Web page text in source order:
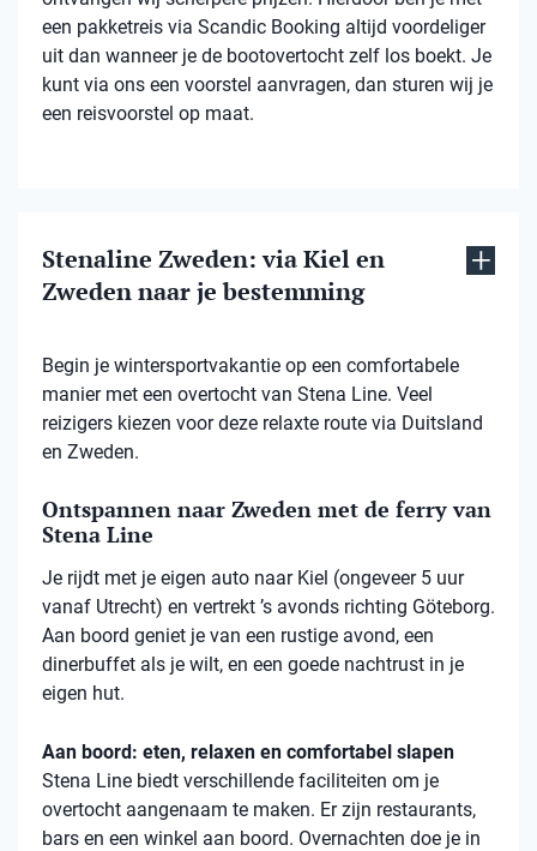
een pakketreis via Scandic Booking altijd voordeliger
uit dan wanneer je de bootovertocht zelf los boekt. Je
kunt via ons een voorstel aanvragen, dan sturen wij je
een reisvoorstel op maat.
Stenaline Zweden: via Kiel en
Zweden naar je bestemming
Begin je wintersportvakantie op een comfortabele
manier met een overtocht van Stena Line. Veel
reizigers kiezen voor deze relaxte route via Duitsland
en Zweden.
Ontspannen naar Zweden met de ferry van
Stena Line
Je rijdt met je eigen auto naar Kiel (ongeveer 5 uur
vanaf Utrecht) en vertrekt ’s avonds richting Göteborg.
Aan boord geniet je van een rustige avond, een
dinerbuffet als je wilt, en een goede nachtrust in je
eigen hut.
Aan boord: eten, relaxen en comfortabel slapen
Stena Line biedt verschillende faciliteiten om je
overtocht aangenaam te maken. Er zijn restaurants,
bars en een winkel aan boord. Overnachten doe je in